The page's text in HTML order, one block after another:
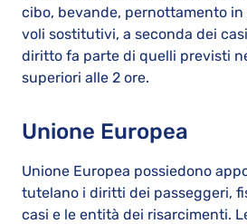
cibo, bevande, pernottamento
voli sostitutivi, a seconda dei
diritto fa parte di quelli previsti
superiori alle 2 ore.
Unione Europea
Unione Europea possiedono
tutelano i diritti dei passeggeri,
casi e le entità dei risarcimenti.